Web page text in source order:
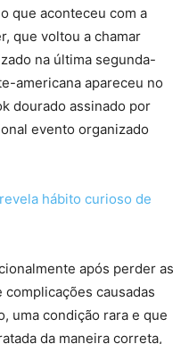
que aconteceu com a
, que voltou a chamar
na última segunda-
americana apareceu no
dourado assinado por
evento organizado
hábito curioso de
após perder as
causadas
uma condição rara e que
da maneira correta,